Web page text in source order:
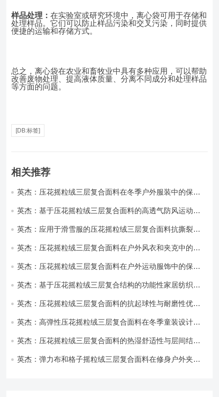
样品处理：在实验室或研究环境中，离心袋可用于存储和
处理样品。它们可以防止样品污染和交叉污染，同时提供
便捷的运输和存储方式。
总之，离心袋在农业和畜牧业中具有多种应用，可以帮助
改善废物处理、提高液体质量、分离不同成分和处理样品
等方面的问题。
[DB:标签]
相关推荐
英杰：压花摇粒绒三层复合面料在冬季户外服装中的保暖
英杰：基于压花摇粒绒三层复合面料的高透气防风运动服
英杰：应用于滑雪服的压花摇粒绒三层复合面料抗撕裂与
英杰：压花摇粒绒三层复合面料在户外风衣和夹克中的应
英杰：压花摇粒绒三层复合面料在户外运动服饰中的保暖
英杰：基于压花摇粒绒三层复合结构的功能性家居纺织品
英杰：压花摇粒绒三层复合面料的抗起球性与耐磨性优化
英杰：高弹性压花摇粒绒三层复合面料在冬季童装设计中
英杰：压花摇粒绒三层复合面料的热湿舒适性与层间结合
英杰：弹力布和格子摇粒绒三层复合面料在修身户外夹克